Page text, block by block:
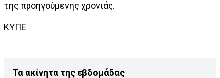
της προηγούμενης χρονιάς.
ΚΥΠΕ
Τα ακίνητα της εβδομάδας